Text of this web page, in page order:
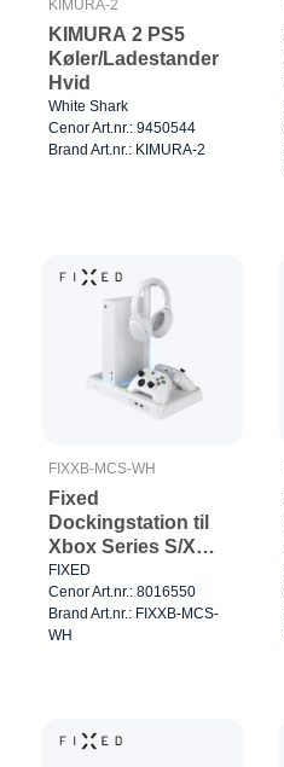
KIMURA-2
KIMURA 2 PS5
Køler/Ladestander
Hvid
White Shark
Cenor Art.nr.: 9450544
Brand Art.nr.: KIMURA-2
FIXXB-MCS-WH
Fixed
Dockingstation til
Xbox Series S/X
Hvid
FIXED
Cenor Art.nr.: 8016550
Brand Art.nr.: FIXXB-MCS-
WH